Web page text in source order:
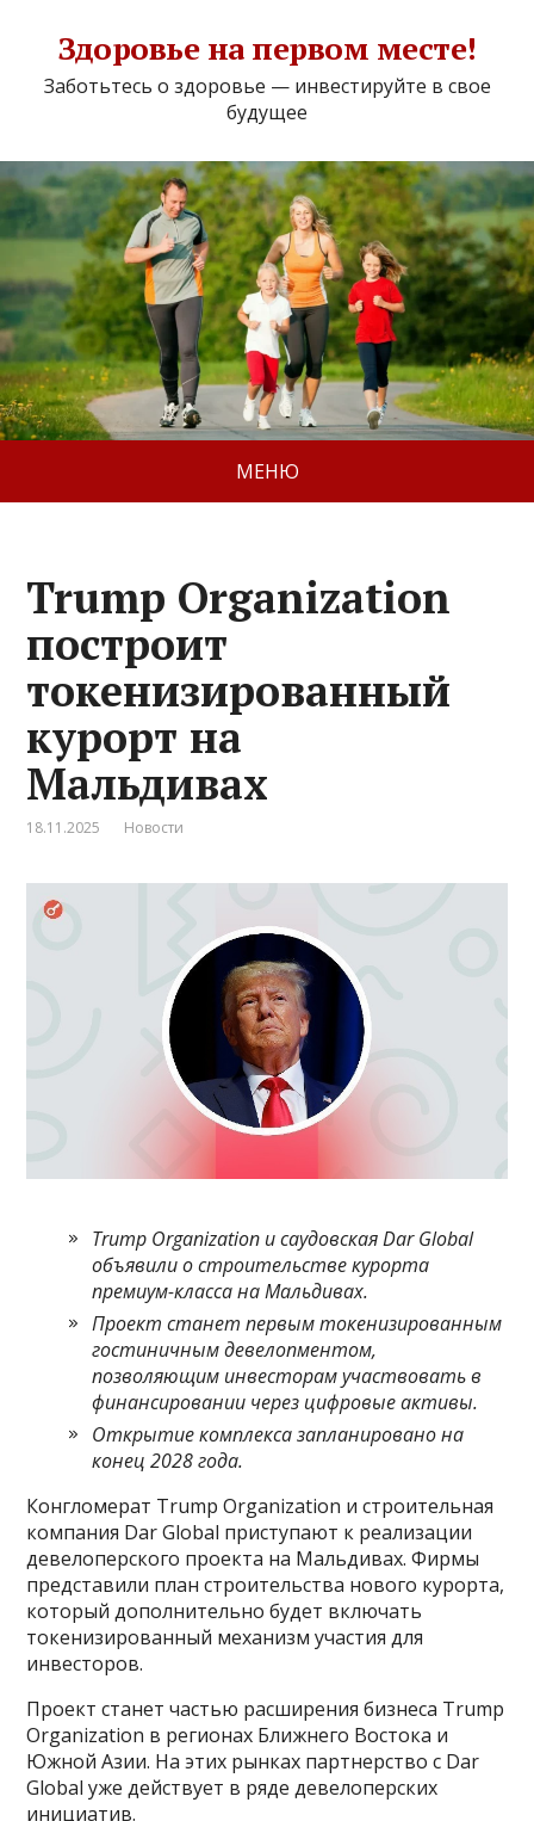
Здоровье на первом месте!
Заботьтесь о здоровье — инвестируйте в свое
будущее
МЕНЮ
Trump Organization
построит
токенизированный
курорт на
Мальдивах
18.11.2025 Новости
Trump Organization и саудовская Dar Global
объявили о строительстве курорта
премиум-класса на Мальдивах.
Проект станет первым токенизированным
гостиничным девелопментом,
позволяющим инвесторам участвовать в
финансировании через цифровые активы.
Открытие комплекса запланировано на
конец 2028 года.
Конгломерат Trump Organization и строительная
компания Dar Global приступают к реализации
девелоперского проекта на Мальдивах. Фирмы
представили план строительства нового курорта,
который дополнительно будет включать
токенизированный механизм участия для
инвесторов.
Проект станет частью расширения бизнеса Trump
Organization в регионах Ближнего Востока и
Южной Азии. На этих рынках партнерство с Dar
Global уже действует в ряде девелоперских
инициатив.